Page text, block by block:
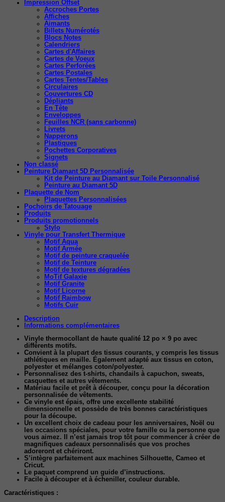
Impression Offset
Accroches Portes
Affiches
Aimants
Billets Numérotés
Blocs Notes
Calendriers
Cartes d'Affaires
Cartes de Voeux
Cartes Perforées
Cartes Postales
Cartes Tentes/Tables
Circulaires
Couvertures CD
Dépliants
En Tête
Enveloppes
Feuilles NCR (sans carbonne)
Livrets
Napperons
Plastiques
Pochettes Corporatives
Signets
Non classé
Peinture Diamant 5D Personnalisée
Kit de Peinture au Diamant sur Toile Personnalisé
Peinture au Diamant 5D
Plaquette de Nom
Plaquettes Personnalisées
Pochoirs de Tatouage
Produits
Produits promotionnels
Stylo
Vinyle pour Transfert Thermique
Motif Aqua
Motif Armée
Motif de peinture craquelée
Motif de Teinture
Motif de textures dégradées
MoTif Galaxie
Motif Granite
Motif Licorne
Motif Raimbow
Motifs Cuir
Description
Informations complémentaires
Vinyle thermocollant de haute qualité 12 po × 9 po avec
différents motifs.
Convient à la plupart des tissus courants, y compris les tissus
athlétiques en maille. Également adapté aux tissus en coton,
polyester et mélanges coton/polyester.
Personnalisez des t-shirts, chandails à capuchon, sweats,
casquettes et autres vêtements.
Matériau facile et prêt à découper, conçu pour la décoration
personnalisée de vêtements.
Ce vinyle est épais, offre une excellente stabilité
dimensionnelle et possède de très bonnes caractéristiques
pour la découpe.
Un excellent choix de cadeau pour les anniversaires, Noël ou
les occasions spéciales, pour votre famille ou la personne que
vous aimez. Il n’est jamais trop tôt pour commencer à créer de
magnifiques cadeaux personnalisés que vos proches
adoreront et chériront.
S’intègre parfaitement aux machines Silhouette, Cameo et
Cricut.
Le paquet comprend un guide d’instructions.
Facile à découper et à écheniller, couleur durable.
Caractéristiques :